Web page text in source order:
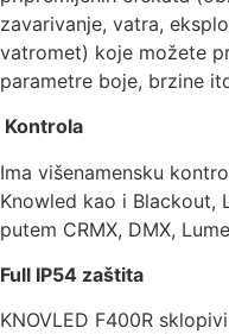
zavarivanje, vatra,
vatromet) koje možete
parametre boje, brzine
Kontrola
Ima višenamensku
Knowled kao i Blackout,
putem CRMX, DMX,
Full IP54 zaštita
KNOVLED F400R